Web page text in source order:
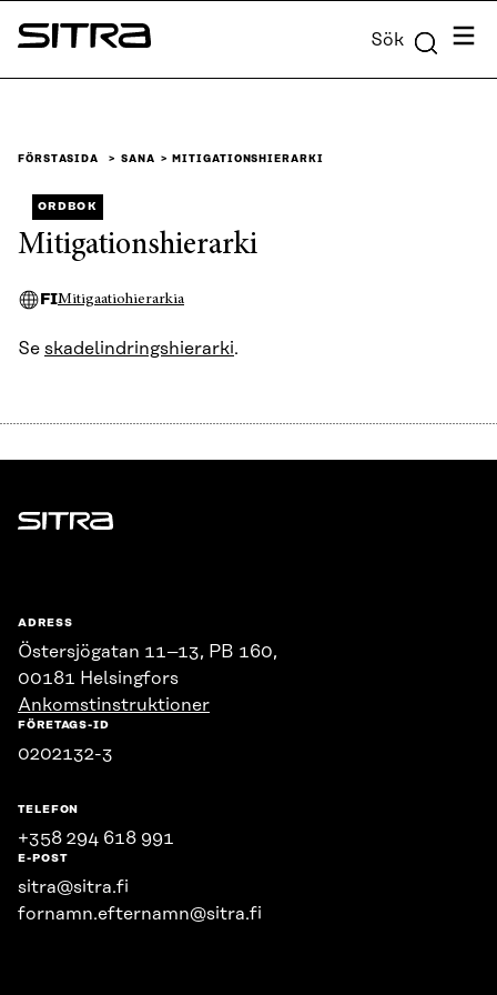
Skip to
content
Sitra Sök Meny
FÖRSTASIDA SANA MITIGATIONSHIERARKI
ORDBOK
Mitigationshierarki
FIMitigaatiohierarkia
Se skadelindringshierarki.
Sitra
ADRESS
Östersjögatan 11–13, PB 160,
00181 Helsingfors
Ankomstinstruktioner
FÖRETAGS-ID
0202132-3
TELEFON
+358 294 618 991
E-POST
sitra@sitra.fi
fornamn.efternamn@sitra.fi